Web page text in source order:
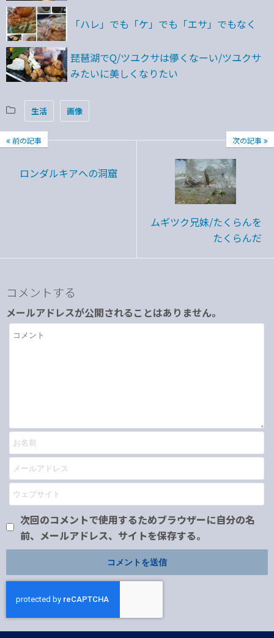
「ハレ」でも「ケ」でも「エサ」でもなく
琵琶湖でQ/ツユクサは儚くなーい/ツユクサ
みたいに美しくなりたい
生活 画像
前の記事
ロンダルキアへの洞窟
次の記事
ムギツク兄妹/たくらんを
たくらんだ
コメントする
メールアドレスが公開されることはありません。
次回のコメントで使用するためブラウザーに自分の名
前、メールアドレス、サイトを保存する。